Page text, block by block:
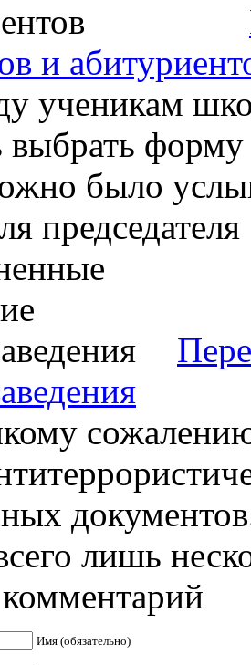
и
ученикам
выбрать
было
председателя
лишь
Имя (обязательно)